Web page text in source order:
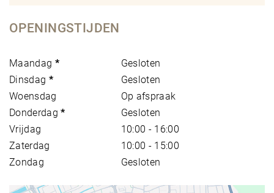
OPENINGSTIJDEN
Maandag *
Gesloten
Dinsdag *
Gesloten
Woensdag
Op afspraak
Donderdag*
Gesloten
Vrijdag
10:00 - 16:00
Zaterdag
10:00 - 15:00
Zondag
Gesloten